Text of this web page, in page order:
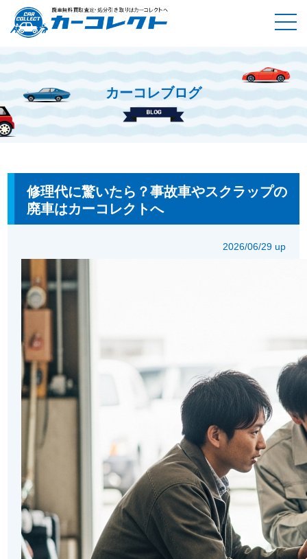
カーコレブログ
ホーム カーコレブログ
修理代に驚いたら？事故車やスクラッ
プの廃車はカーコレクトへ
修理代に驚いたら？事故車やスクラップの
廃車はカーコレクトへ
2026/06/29 up